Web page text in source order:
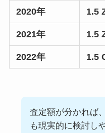
2020年 1.5
2021年 1.5
2022年 1.5
査定額が分かれば
も現実的に検討し